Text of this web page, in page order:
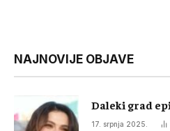
NAJNOVIJE OBJAVE
Daleki grad
17. srpnja 2025.